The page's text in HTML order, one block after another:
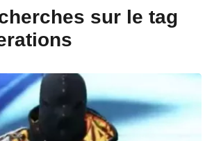
sur le tag